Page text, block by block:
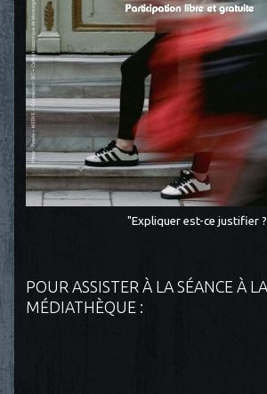
"Expliquer est-ce justifier
POUR ASSISTER À LA SÉANCE À LA
MÉDIATHÈQUE :